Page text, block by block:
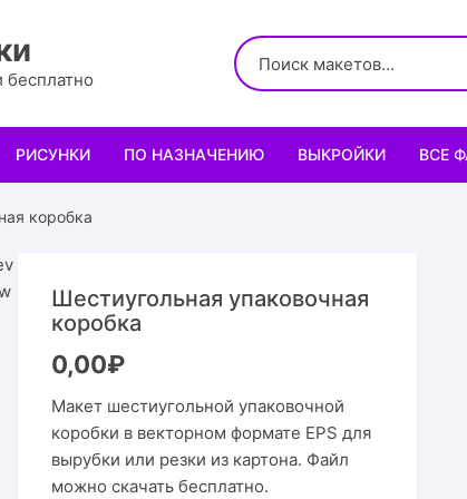
бесплатно
РИСУНКИ
Логотипы
Орнаменты
Леттеринги
Рисованные рамки
Мандала
ПО НАЗНАЧЕНИЮ
Для праздника
Подставки
Украшение и интерьер
ВЫКРОЙКИ
Выкройки обуви
ВСЕ
коробка
Шестиугольная упаковочная
коробка
0,00₽
Макет шестиугольной упаковочной
коробки в векторном формате EPS для
вырубки или резки из картона. Файл
можно скачать бесплатно.